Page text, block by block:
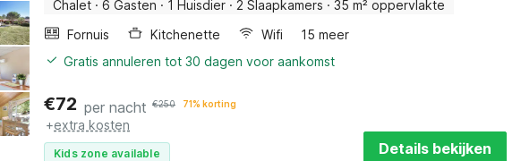
Chalet · 6 Gasten · 1 Huisdier · 2 Slaapkamers · 35 m² oppervlakte
Fornuis
Kitchenette Wifi
15 meer
Gratis annuleren tot 30 dagen voor aankomst
€72 per nacht €250 71% korting
+extra kosten
Kids zone available Details bekijken